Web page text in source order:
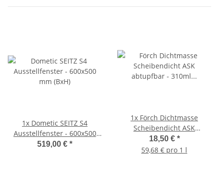
1x Dometic SEITZ S4
Ausstellfenster - 600x500
mm (BxH)
519,00 € *
1x Förch Dichtmasse
Scheibendicht ASK
abtupfbar - 310ml - schwarz
18,50 € *
59,68 € pro 1 l